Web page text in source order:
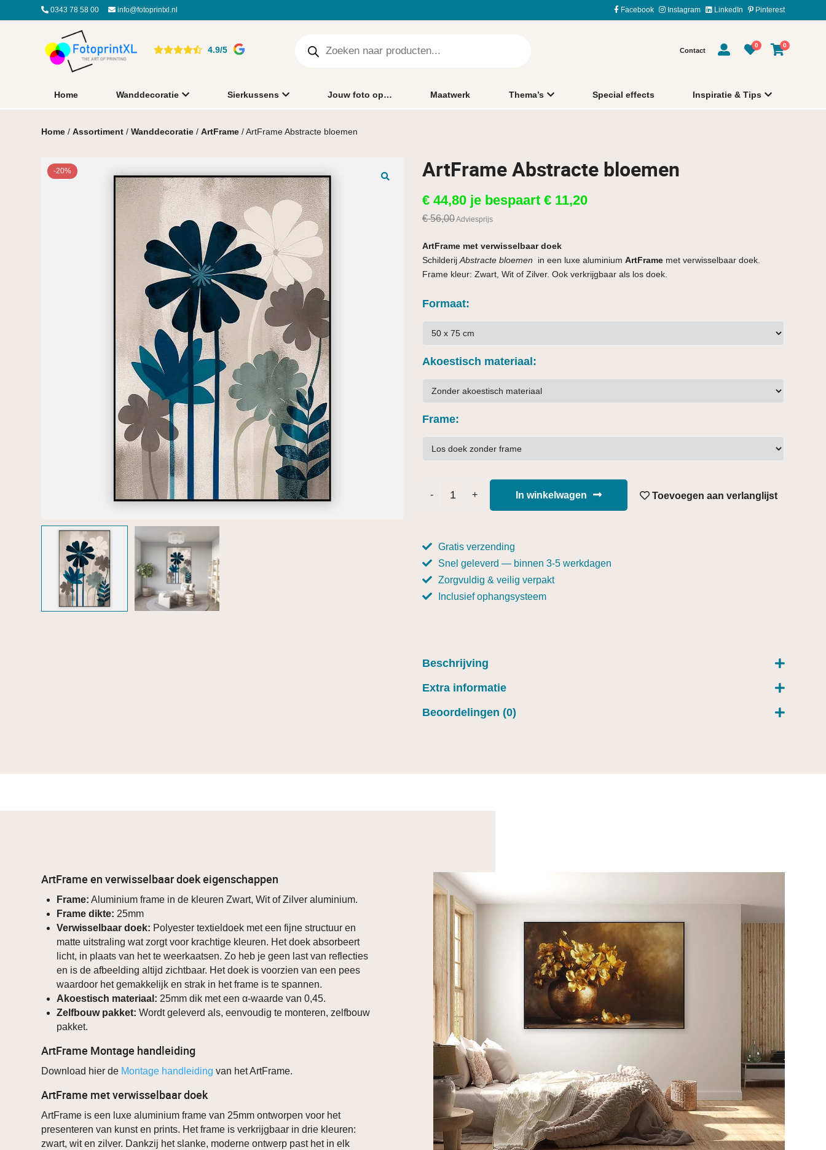
0343 78 58 00 info@fotoprintxl.nl Facebook Instagram LinkedIn Pinterest
4.9/5 Contact
0 0
Home Wanddecoratie Sierkussens Jouw foto op… Maatwerk Thema’s Special effects Inspiratie & Tips
Home /Assortiment /Wanddecoratie /ArtFrame / ArtFrame Abstracte bloemen
-20% ArtFrame Abstracte bloemen
€ 44,80 je bespaart € 11,20
€56,00Adviesprijs
ArtFrame met verwisselbaar doek
Schilderij Abstracte bloemen in een luxe aluminium ArtFrame met verwisselbaar doek.
Frame kleur: Zwart, Wit of Zilver. Ook verkrijgbaar als los doek.
Formaat
Akoestisch materiaal
Frame
In winkelwagen Toevoegen aan verlanglijst
Gratis verzending
Snel geleverd — binnen 3-5 werkdagen
Zorgvuldig & veilig verpakt
Inclusief ophangsysteem
Beschrijving
Extra informatie
Beoordelingen (0)
ArtFrame en verwisselbaar doek eigenschappen
Frame: Aluminium frame in de kleuren Zwart, Wit of Zilver aluminium.
Frame dikte: 25mm
Verwisselbaar doek: Polyester textieldoek met een fijne structuur en
matte uitstraling wat zorgt voor krachtige kleuren. Het doek absorbeert
licht, in plaats van het te weerkaatsen. Zo heb je geen last van reflecties
en is de afbeelding altijd zichtbaar. Het doek is voorzien van een pees
waardoor het gemakkelijk en strak in het frame is te spannen.
Akoestisch materiaal: 25mm dik met een α-waarde van 0,45.
Zelfbouw pakket: Wordt geleverd als, eenvoudig te monteren, zelfbouw
pakket.
ArtFrame Montage handleiding
Download hier de Montage handleiding van het ArtFrame.
ArtFrame met verwisselbaar doek
ArtFrame is een luxe aluminium frame van 25mm ontworpen voor het
presenteren van kunst en prints. Het frame is verkrijgbaar in drie kleuren:
zwart, wit en zilver. Dankzij het slanke, moderne ontwerp past het in elk